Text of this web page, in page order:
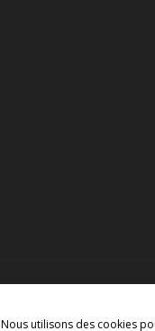
Nous utilisons des cookies